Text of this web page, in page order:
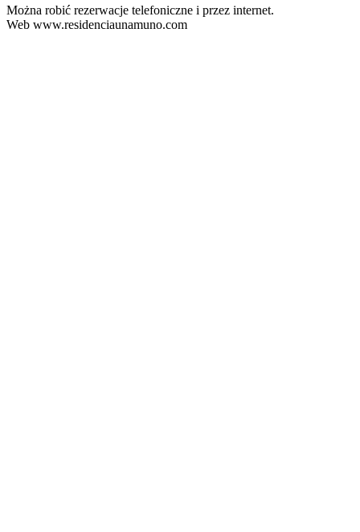
Można robić rezerwacje telefoniczne i przez internet.
Web www.residenciaunamuno.com